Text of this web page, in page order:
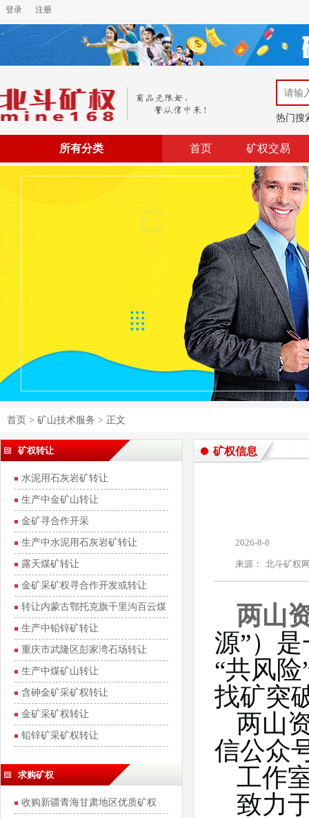
登录 注册
热门搜
所有分类 首页 矿权交易
首页 > 矿山技术服务 > 正文
矿权转让
水泥用石灰岩矿转让
生产中金矿山转让
金矿寻合作开采
生产中水泥用石灰岩矿转让
露天煤矿转让
金矿采矿权寻合作开发或转让
转让内蒙古鄂托克旗千里沟百云煤
矿20%的股权
生产中铅锌矿转让
重庆市武隆区彭家湾石场转让
生产中煤矿山转让
含砷金矿采矿权转让
金矿采矿权转让
铅锌矿采矿权转让
求购矿权
收购新疆青海甘肃地区优质矿权
矿权信息
2026-8-8
来源： 北斗矿权
两山
源”）
“共风
找矿突
两山
信公众
工作
致力